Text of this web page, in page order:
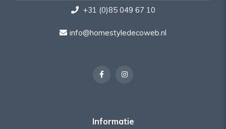
+31 (0)85 049 67 10
info@homestyledecoweb.nl
Informatie